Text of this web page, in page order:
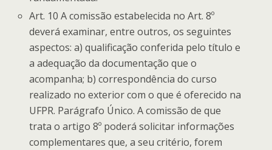
Art. 10 A comissão estabelecida no Art. 8º
deverá examinar, entre outros, os seguintes
aspectos: a) qualificação conferida pelo título e
a adequação da documentação que o
acompanha; b) correspondência do curso
realizado no exterior com o que é oferecido na
UFPR. Parágrafo Único. A comissão de que
trata o artigo 8º poderá solicitar informações
complementares que, a seu critério, forem